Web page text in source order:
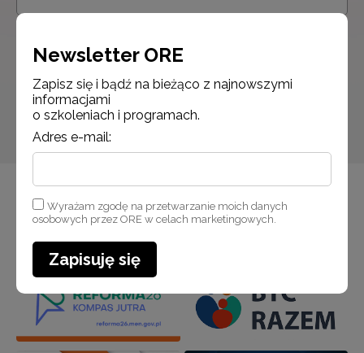
przez ORE w celach marketingowych.
Newsletter ORE
Zapisz się i bądź na bieżąco z najnowszymi
informacjami
o szkoleniach i programach.
Adres e-mail:
Wyrażam zgodę na przetwarzanie moich danych
osobowych przez ORE w celach marketingowych.
Zapisuję się